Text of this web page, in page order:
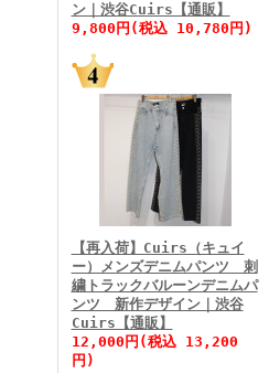
FINEBOYS2026年2月号
FINEBOYS2026年1月号
ン｜渋谷Cuirs【通販】
9,800円(税込 10,780円)
【再入荷】Cuirs（キュイ
ー）メンズデニムパンツ 刺
繍トラックバルーンデニムパ
ンツ 新作デザイン｜渋谷
Cuirs【通販】
12,000円(税込 13,200
円)